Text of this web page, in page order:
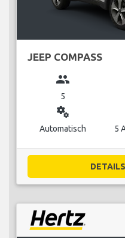
JEEP COMPASS
group
5
miscellaneous_services
Automatisch 5